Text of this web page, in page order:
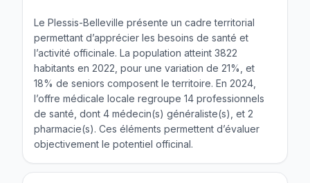
Le Plessis-Belleville présente un cadre territorial
permettant d’apprécier les besoins de santé et
l’activité officinale. La population atteint 3822
habitants en 2022, pour une variation de 21%, et
18% de seniors composent le territoire. En 2024,
l’offre médicale locale regroupe 14 professionnels
de santé, dont 4 médecin(s) généraliste(s), et 2
pharmacie(s). Ces éléments permettent d’évaluer
objectivement le potentiel officinal.